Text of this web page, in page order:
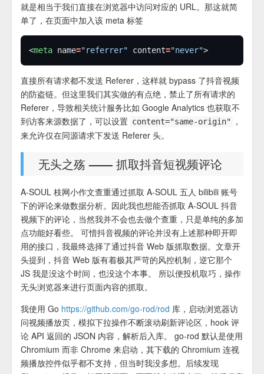
就是相当于我们直接在浏览器中访问对应的 URL。那这就简
单了，在页面中加入该 meta 标签
<meta name="referrer" content="never"
直接所有请求都不发送 Referer，这样就 bypass 了抖音视频
的防盗链。但这里我们其实做的有点绝，禁止了所有请求的
Referer，导致相关统计服务比如 Google Analytics 也获取不
到访客来源数据了，可以设置 content="same-origin"
，
来允许仅在同源请求下发送 Referer 头。
无头之殇 —— 抓取抖音短视频评论
A-SOUL 枝网小作文查重通过抓取 A-SOUL 五人 bilibili 账号
下的评论来做数据分析。因此我也想能否抓取 A-SOUL 抖音
视频下的评论，当然我并不会也去做个查重，只是单纯的多加
点功能好看些。 可惜抖音视频的评论并没有上述那种即开即
用的接口，我最终选择了通过抖音 Web 版抓取数据。文章开
头提到，抖音 Web 版有着极其严苛的风控机制，逆它那个
JS 我是没这个时间，也没这个本事。 所以便投机取巧，操作
无头浏览器来进行页面内容的抓取。
我使用 Go https://github.com/go-rod/rod 库，启动浏览器访
问视频播放页，模拟下拉操作不断滚动刷新评论区，hook 评
论 API 返回的 JSON 内容，解析后入库。 go-rod 默认是使用
Chromium 而非 Chrome 来启动，其下载的 Chromium 连视
频播放控件似乎都不支持，但当时我没多想。后续发现